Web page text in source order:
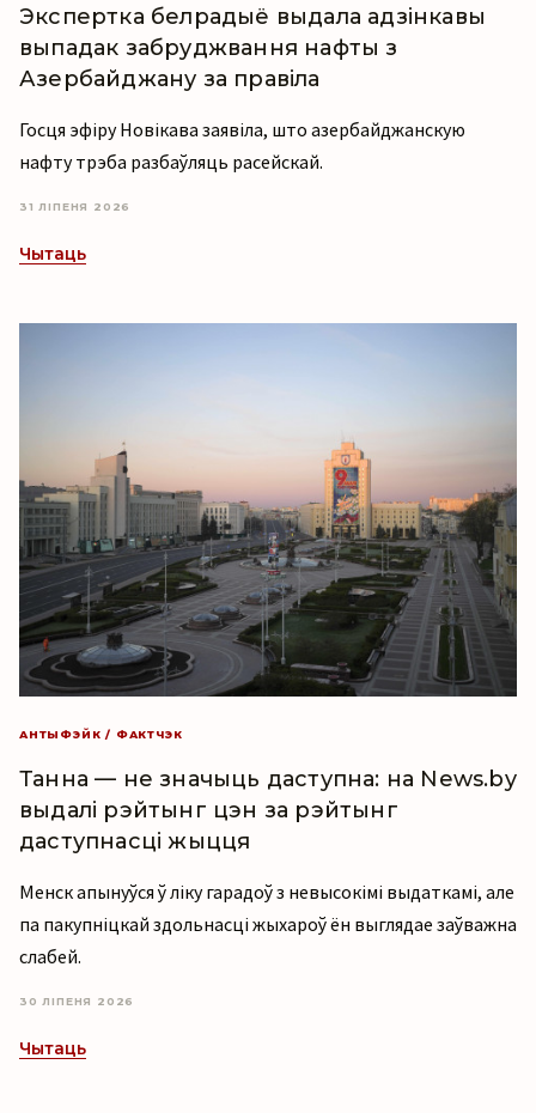
Экспертка белрадыё выдала адзінкавы
выпадак забруджвання нафты з
Азербайджану за правіла
Госця эфіру Новікава заявіла, што азербайджанскую
нафту трэба разбаўляць расейскай.
31 ЛІПЕНЯ 2026
Чытаць
АНТЫФЭЙК / ФАКТЧЭК
Танна — не значыць даступна: на News.by
выдалі рэйтынг цэн за рэйтынг
даступнасці жыцця
Менск апынуўся ў ліку гарадоў з невысокімі выдаткамі, але
па пакупніцкай здольнасці жыхароў ён выглядае заўважна
слабей.
30 ЛІПЕНЯ 2026
Чытаць